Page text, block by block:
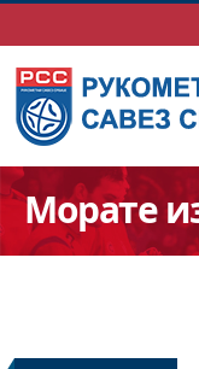
Морате